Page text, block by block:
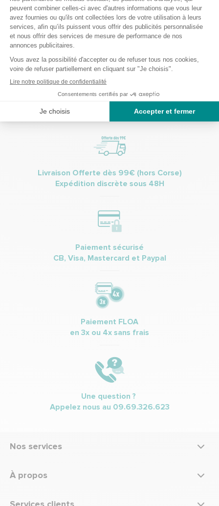
Envoyer
Je m’inscris à la newsletter et accepte de recevoir des informations
commerciales et promotionnelles de Bastide le Confort Médical.
(Vous pourrez à tout moment vous désinscrire. Pour plus
d’informations vous pouvez prendre connaissance de la charte de
protection des données personnelles.
Livraison Offerte dès 99€ (hors Corse)
Expédition discrète sous 48H
Paiement sécurisé
CB, Visa, Mastercard et Paypal
Paiement FLOA
en 3x ou 4x sans frais
Une question ?
Appelez nous au 09.69.326.623
Nos services
À propos